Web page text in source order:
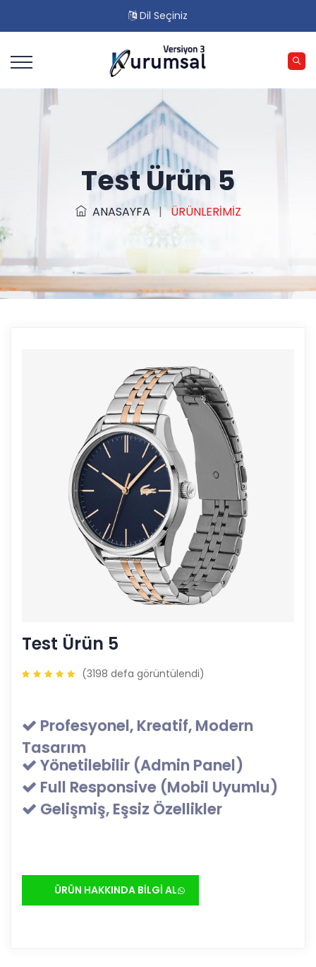
Dil Seçiniz
Test Ürün 5
ANASAYFA|ÜRÜNLERİMİZ
Test Ürün 5
(3198 defa görüntülendi)
Profesyonel, Kreatif, Modern
Tasarım
Yönetilebilir (Admin Panel)
Full Responsive (Mobil Uyumlu)
Gelişmiş, Eşsiz Özellikler
ÜRÜN HAKKINDA BİLGİ AL